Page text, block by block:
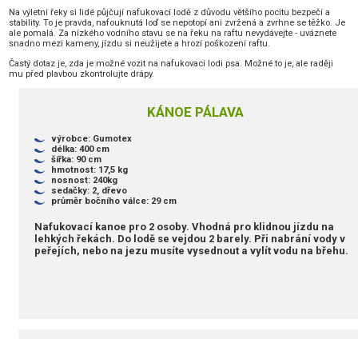
Na výletní řeky si lidé půjčují nafukovací lodě z důvodu většího pocitu bezpečí a
stability. To je pravda, nafouknutá loď se nepotopí ani zvržená a zvrhne se těžko. Je
ale pomalá. Za nízkého vodního stavu se na řeku na raftu nevydávejte - uváznete
snadno mezi kameny, jízdu si neužijete a hrozí poškození raftu.
Častý dotaz je, zda je možné vozit na nafukovací lodi psa. Možné to je, ale raději
mu před plavbou zkontrolujte drápy.
KÁNOE PÁLAVA
výrobce: Gumotex
délka: 400 cm
šířka: 90 cm
hmotnost: 17,5 kg
nosnost: 240kg
sedačky: 2, dřevo
průměr bočního válce: 29 cm
Nafukovací kanoe pro 2 osoby. Vhodná pro klidnou jízdu na
lehkých řekách. Do lodě se vejdou 2 barely. Při nabrání vody v
peřejích, nebo na jezu musíte vysednout a vylít vodu na břehu.